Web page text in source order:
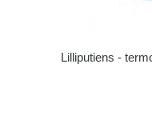
Lilliputiens -